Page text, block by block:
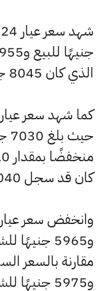
الذي كان 8045 جنيهًا للبيع و7965 جنيهًا للشراء.
كان قد سجل 7040 جنيهًا للبيع و 6970 جنيهًا للشراء.
و5975 جنيهًا للشراء.